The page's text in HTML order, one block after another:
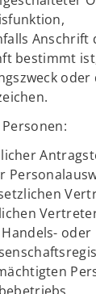
bestimmt
oder
oder